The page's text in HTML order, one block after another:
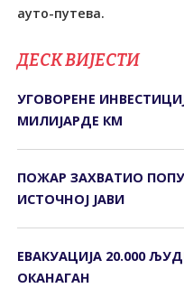
ауто-путева.
ДЕСК ВИЈЕСТИ
УГОВОРЕНЕ
МИЛИЈАРДЕ КМ
ПОЖАР ЗАХВАТИО
ИСТОЧНОЈ ЈАВИ
ЕВАКУАЦИЈА 20.000
ОКАНАГАН